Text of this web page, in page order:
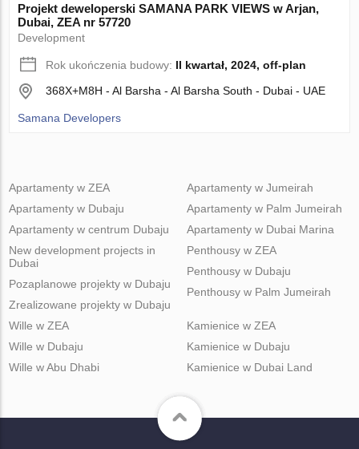
Projekt deweloperski SAMANA PARK VIEWS w Arjan,
Dubai, ZEA nr 57720
Development
Rok ukończenia budowy: II kwartał, 2024, off-plan
368X+M8H - Al Barsha - Al Barsha South - Dubai - UAE
Samana Developers
Apartamenty w ZEA
Apartamenty w Dubaju
Apartamenty w centrum Dubaju
Apartamenty w Jumeirah
Apartamenty w Palm Jumeirah
Apartamenty w Dubai Marina
New development projects in
Dubai
Pozaplanowe projekty w Dubaju
Zrealizowane projekty w Dubaju
Penthousy w ZEA
Penthousy w Dubaju
Penthousy w Palm Jumeirah
Wille w ZEA
Wille w Dubaju
Wille w Abu Dhabi
Kamienice w ZEA
Kamienice w Dubaju
Kamienice w Dubai Land